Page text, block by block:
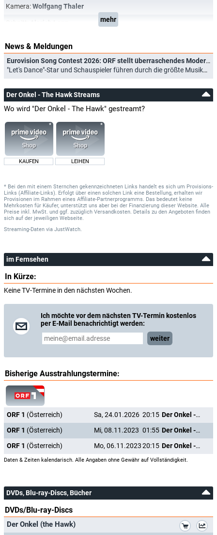
Kamera:Wolfgang Thaler
mehr
News & Meldungen
Eurovision Song Contest 2026: ORF stellt überraschendes Moderationsduo vor
"Let's Dance"-Star und Schauspieler führen durch die größte Musikshow der Welt (29.01.2026)
Der Onkel - The Hawk Streams
Wo wird "Der Onkel - The Hawk" gestreamt?
KAUFEN LEIHEN
* Bei den mit einem Sternchen gekennzeichneten Links handelt es sich um Provisions-
Links (Affiliate-Links). Erfolgt über einen solchen Link eine Bestellung, erhalten wir
Provisionen im Rahmen eines Affiliate-Partnerprogramms. Das bedeutet keine
Mehrkosten für Käufer, unterstützt uns aber bei der Finanzierung dieser Website. Alle
Preise inkl. MwSt. und ggf. zuzüglich Versandkosten. Details zu den Angeboten finden
sich auf der jeweiligen Webseite.
Streaming-Daten via JustWatch.
im Fernsehen
In Kürze:
Keine TV-Termine in den nächsten Wochen.
Ich möchte vor dem nächsten TV-Termin kostenlos
per E-Mail benachrichtigt werden:
weiter
Bisherige Ausstrahlungstermine:
ORF 1 (Österreich) Sa, 24.01.2026 20:15
Der Onkel - The Hawk
ORF 1 (Österreich) Mi, 08.11.2023 01:55
Der Onkel - The Hawk
ORF 1 (Österreich) Mo, 06.11.202320:15 Der Onkel - The Hawk
Daten & Zeiten kalendarisch. Alle Angaben ohne Gewähr auf Vollständigkeit.
DVDs, Blu-ray-Discs, Bücher
DVDs/Blu-ray-Discs
Der Onkel (the Hawk)